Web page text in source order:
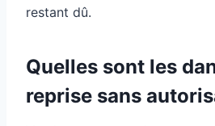
restant dû.
Quelles sont les
reprise sans